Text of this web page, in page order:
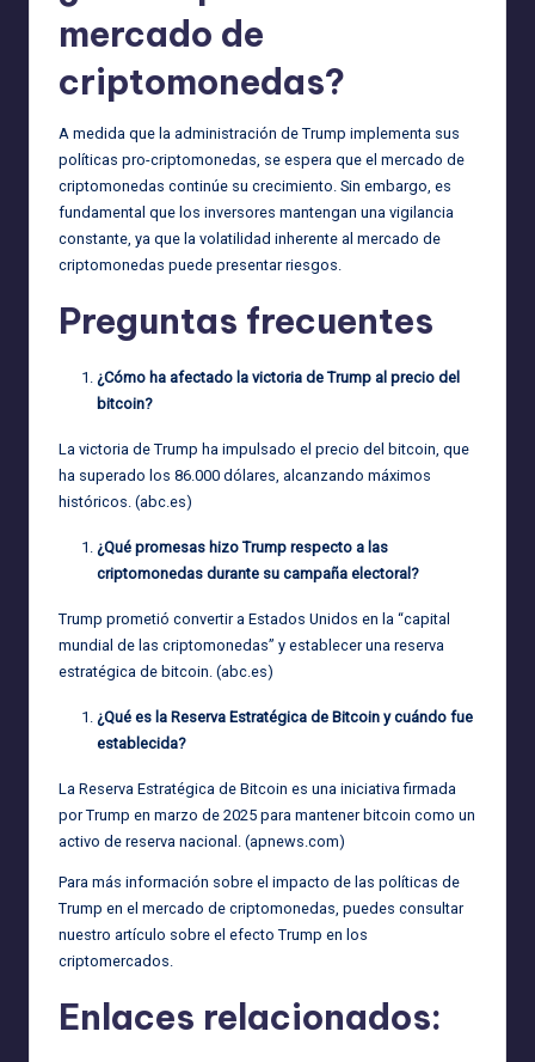
mercado de
criptomonedas?
A medida que la administración de Trump implementa sus
políticas pro-criptomonedas, se espera que el mercado de
criptomonedas continúe su crecimiento. Sin embargo, es
fundamental que los inversores mantengan una vigilancia
constante, ya que la volatilidad inherente al mercado de
criptomonedas puede presentar riesgos.
Preguntas frecuentes
¿Cómo ha afectado la victoria de Trump al precio del
bitcoin?
La victoria de Trump ha impulsado el precio del bitcoin, que
ha superado los 86.000 dólares, alcanzando máximos
históricos. (abc.es)
¿Qué promesas hizo Trump respecto a las
criptomonedas durante su campaña electoral?
Trump prometió convertir a Estados Unidos en la “capital
mundial de las criptomonedas” y establecer una reserva
estratégica de bitcoin. (abc.es)
¿Qué es la Reserva Estratégica de Bitcoin y cuándo fue
establecida?
La Reserva Estratégica de Bitcoin es una iniciativa firmada
por Trump en marzo de 2025 para mantener bitcoin como un
activo de reserva nacional. (apnews.com)
Para más información sobre el impacto de las políticas de
Trump en el mercado de criptomonedas, puedes consultar
nuestro artículo sobre el efecto Trump en los
criptomercados
Enlaces relacionados: